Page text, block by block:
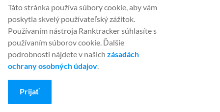
Sociálne médiá
Táto stránka používa súbory cookie, aby vám
poskytla skvelý používateľský zážitok.
Používaním nástroja Ranktracker súhlasíte s
používaním súborov cookie. Ďalšie
podrobnosti nájdete v našich zásadách
ochrany osobných údajov.
Prijať